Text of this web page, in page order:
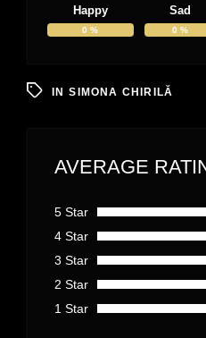
Happy
0 %
Sad
0 %
IN SIMONA CHIRILĂ
AVERAGE
5 Star
4 Star
3 Star
2 Star
1 Star